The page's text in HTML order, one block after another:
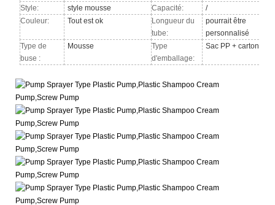
Style: style mousse Capacité:
/
Couleur:
Tout est ok
Longueur du
tube:
pourrait être
personnalisé
Type de
buse :
Mousse
Type
d'emballage:
Sac PP + carton